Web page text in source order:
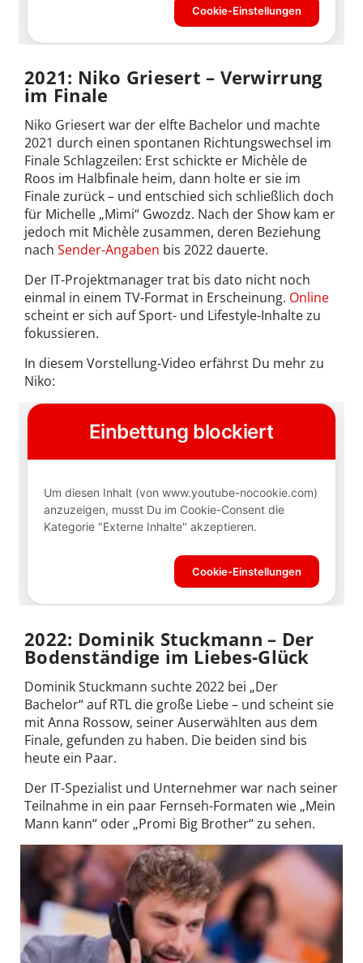
2021: Niko Griesert – Verwirrung
im Finale
Niko Griesert war der elfte Bachelor und machte
2021 durch einen spontanen Richtungswechsel im
Finale Schlagzeilen: Erst schickte er Michèle de
Roos im Halbfinale heim, dann holte er sie im
Finale zurück – und entschied sich schließlich doch
für Michelle „Mimi“ Gwozdz. Nach der Show kam er
jedoch mit Michèle zusammen, deren Beziehung
nach Sender-Angaben bis 2022 dauerte.
Der IT-Projektmanager trat bis dato nicht noch
einmal in einem TV-Format in Erscheinung. Online
scheint er sich auf Sport- und Lifestyle-Inhalte zu
fokussieren.
In diesem Vorstellung-Video erfährst Du mehr zu
Niko:
2022: Dominik Stuckmann – Der
Bodenständige im Liebes-Glück
Dominik Stuckmann suchte 2022 bei „Der
Bachelor“ auf RTL die große Liebe – und scheint sie
mit Anna Rossow, seiner Auserwählten aus dem
Finale, gefunden zu haben. Die beiden sind bis
heute ein Paar.
Der IT-Spezialist und Unternehmer war nach seiner
Teilnahme in ein paar Fernseh-Formaten wie „Mein
Mann kann“ oder „Promi Big Brother“ zu sehen.